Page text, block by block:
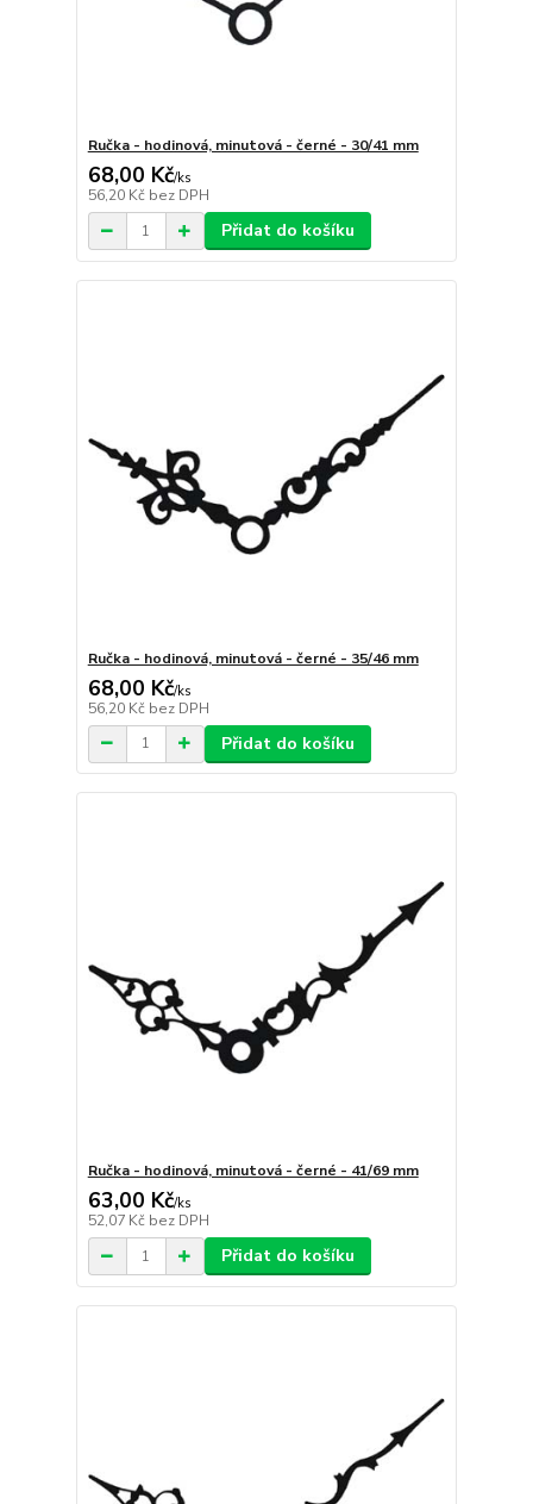
Ručka - hodinová, minutová - černé - 30/41 mm
68,00 Kč/ks
56,20 Kč bez DPH
Přidat do košíku
Ručka - hodinová, minutová - černé - 35/46 mm
68,00 Kč/ks
56,20 Kč bez DPH
Přidat do košíku
Ručka - hodinová, minutová - černé - 41/69 mm
63,00 Kč/ks
52,07 Kč bez DPH
Přidat do košíku